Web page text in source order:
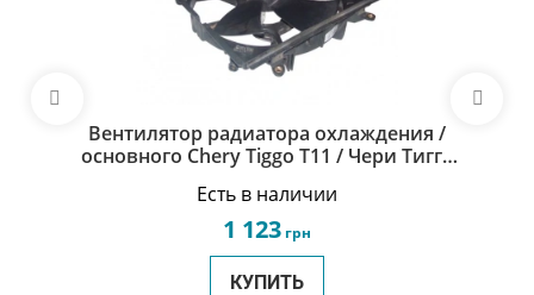
Вентилятор радиатора охлаждения /
основного Chery Tiggo Т11 / Чери Тигго
Есть в наличии
1 123 грн
КУПИТЬ